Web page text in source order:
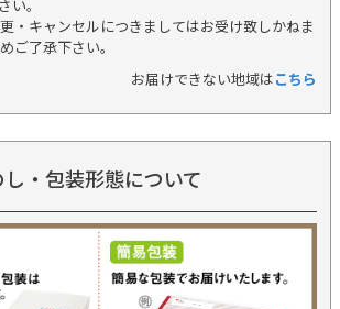
い。
・キャンセルにつきましてはお受け致しかねま
ご了承下さい。
お届けできない地域はこちら
し・包装形態について